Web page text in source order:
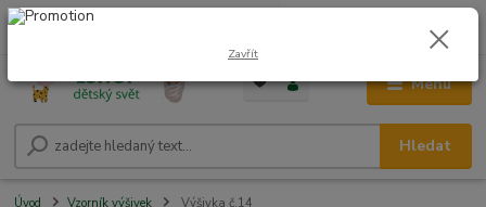
Menu
Hledat
+420 604 278 943 0,00 Kč
Úvod Vzorník výšivek Výšivka č.14
Zavřít